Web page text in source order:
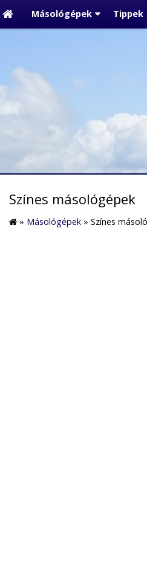
Másológépek Tippek
Színes másológépek
» Másológépek » Színes